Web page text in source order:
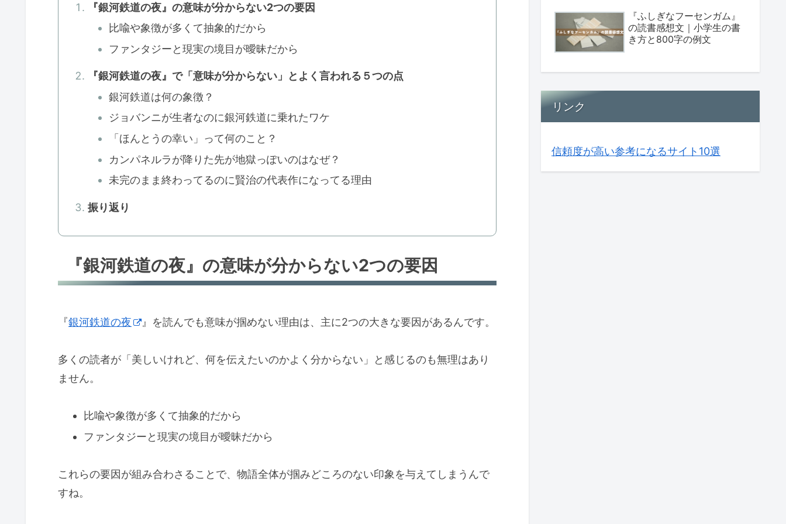
『銀河鉄道の夜』の意味が分からない2つの要因
比喩や象徴が多くて抽象的だから
ファンタジーと現実の境目が曖昧だから
『銀河鉄道の夜』で「意味が分からない」とよく言われる５つの点
銀河鉄道は何の象徴？
ジョバンニが生者なのに銀河鉄道に乗れたワケ
「ほんとうの幸い」って何のこと？
カンパネルラが降りた先が地獄っぽいのはなぜ？
未完のまま終わってるのに賢治の代表作になってる理由
振り返り
『銀河鉄道の夜』の意味が分からない2つの要因
『銀河鉄道の夜 』を読んでも意味が掴めない理由は、主に2つの大きな要因があるんです。
多くの読者が「美しいけれど、何を伝えたいのかよく分からない」と感じるのも無理はあり
ません。
比喩や象徴が多くて抽象的だから
ファンタジーと現実の境目が曖昧だから
これらの要因が組み合わさることで、物語全体が掴みどころのない印象を与えてしまうんで
すね。
『ふしぎなフーセンガム』
の読書感想文｜小学生の書
き方と800字の例文
リンク
信頼度が高い参考になるサイト10選